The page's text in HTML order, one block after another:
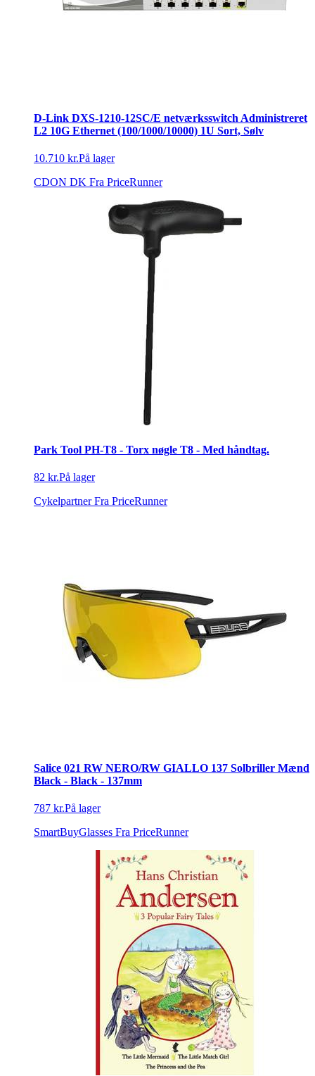
D-Link DXS-1210-12SC/E netværksswitch Administreret
L2 10G Ethernet (100/1000/10000) 1U Sort, Sølv
10.710 kr.På lager
CDON DK Fra PriceRunner
Park Tool PH-T8 - Torx nøgle T8 - Med håndtag.
82 kr.På lager
Cykelpartner Fra PriceRunner
Salice 021 RW NERO/RW GIALLO 137 Solbriller Mænd
Black - Black - 137mm
787 kr.På lager
SmartBuyGlasses Fra PriceRunner